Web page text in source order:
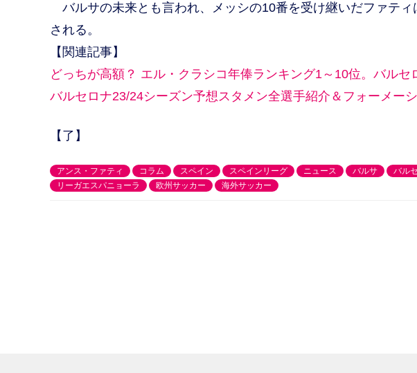
バルサの未来とも言われ、メッシの10番を受け継いだファティ
される。
【関連記事】
どっちが高額？ エル・クラシコ年俸ランキング1～10位。バル
バルセロナ23/24シーズン予想スタメン全選手紹介＆フォーメー
【了】
アンス・ファティ コラム スペイン スペインリーグ ニュース バルサ バル
リーガエスパニョーラ
欧州サッカー 海外サッカー